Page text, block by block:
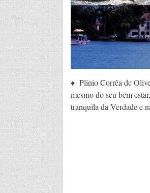
♦ Plinio Corrêa de
mesmo do seu bem
tranquila da Verdade e